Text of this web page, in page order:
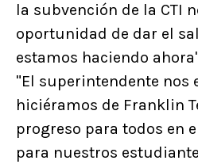
la subvención de la CTI
oportunidad de dar el
estamos haciendo
"El superintendente nos
hiciéramos de Franklin
progreso para todos en
para nuestros